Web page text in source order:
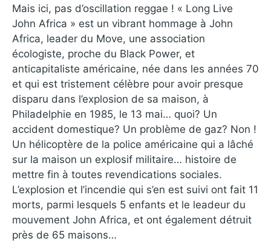
Mais ici, pas d’oscillation reggae ! « Long Live
John Africa » est un vibrant hommage à John
Africa, leader du Move, une association
écologiste, proche du Black Power, et
anticapitaliste américaine, née dans les années 70
et qui est tristement célèbre pour avoir presque
disparu dans l’explosion de sa maison, à
Philadelphie en 1985, le 13 mai… quoi? Un
accident domestique? Un problème de gaz? Non !
Un hélicoptère de la police américaine qui a lâché
sur la maison un explosif militaire… histoire de
mettre fin à toutes revendications sociales.
L’explosion et l’incendie qui s’en est suivi ont fait 11
morts, parmi lesquels 5 enfants et le leadeur du
mouvement John Africa, et ont également détruit
près de 65 maisons…